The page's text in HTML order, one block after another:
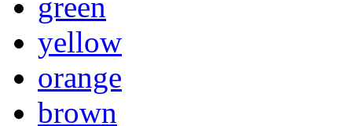
green
yellow
orange
brown